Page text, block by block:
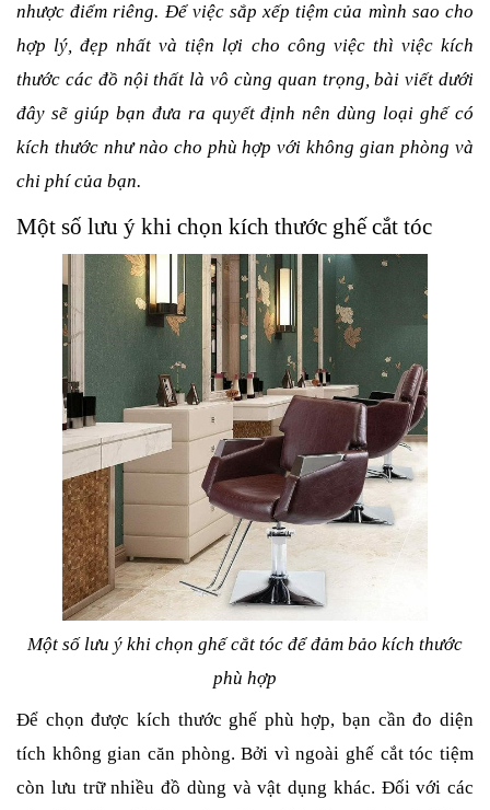
nhược điểm riêng. Để việc sắp xếp tiệm của mình sao cho
hợp lý, đẹp nhất và tiện lợi cho công việc thì việc kích
thước các đồ nội thất là vô cùng quan trọng, bài viết dưới
đây sẽ giúp bạn đưa ra quyết định nên dùng loại ghế có
kích thước như nào cho phù hợp với không gian phòng và
chi phí của bạn.
Một số lưu ý khi chọn kích thước ghế cắt tóc
Một số lưu ý khi chọn ghế cắt tóc để đảm bảo kích thước
phù hợp
Để chọn được kích thước ghế phù hợp, bạn cần đo diện
tích không gian căn phòng. Bởi vì ngoài ghế cắt tóc tiệm
còn lưu trữ nhiều đồ dùng và vật dụng khác. Đối với các